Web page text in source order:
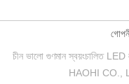
চীন ভালো গুণমান স্বয়ংচালিত
HAOHI CO.,